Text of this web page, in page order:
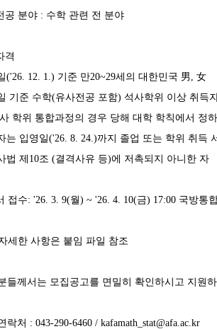
공 분야 : 수학 관련 전 분야
격
('26. 12. 1.) 기준 만20~29세의 대한민국 男 , 女
기준 수학(유사전공 포함) 석사학위 이상 취득
학위 통합과정의 경우 당해 대학 학칙에서 정
는 입영일('26. 8. 24.)까지 졸업 또는 학위 취득
법 제 10조 (결격사유 등)에 저촉되지 아니한 자
접수: '26. 3. 9(월) ~ '26. 4. 10(금) 17:00 국방통
세한 사항은 붙임 파일 참조
들께서는 모집공고를 면밀히 확인하시고 지원
락처 : 043-290-6460 / kafamath_stat@afa.ac.kr